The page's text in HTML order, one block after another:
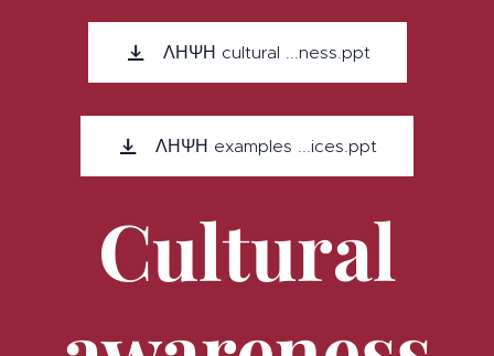
ΛΗΨΗ cultural ...ness.ppt
ΛΗΨΗ examples ...ices.ppt
Cultural